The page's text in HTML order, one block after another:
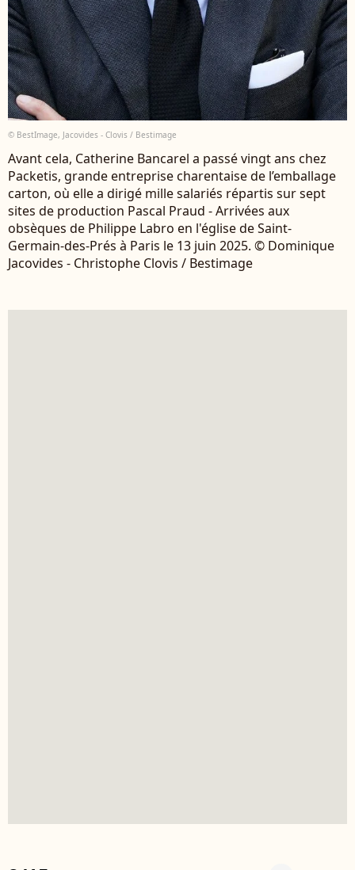
© BestImage, Jacovides - Clovis / Bestimage
Avant cela, Catherine Bancarel a passé vingt ans chez
Packetis, grande entreprise charentaise de l’emballage
carton, où elle a dirigé mille salariés répartis sur sept
sites de production Pascal Praud - Arrivées aux
obsèques de Philippe Labro en l'église de Saint-
Germain-des-Prés à Paris le 13 juin 2025. © Dominique
Jacovides - Christophe Clovis / Bestimage